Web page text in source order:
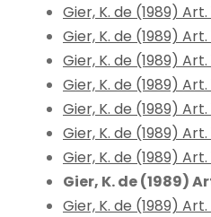
Gier, K. de (1989) Art.
Gier, K. de (1989) Art.
Gier, K. de (1989) Art.
Gier, K. de (1989) Art.
Gier, K. de (1989) Art.
Gier, K. de (1989) Art.
Gier, K. de (1989) Art.
Gier, K. de (1989)
Gier, K. de (1989) Art.